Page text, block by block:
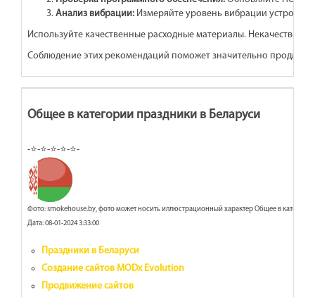
Анализ вибрации: Измеряйте уровень вибрации
Используйте качественные расходные материалы.
Соблюдение этих рекомендаций поможет значительно
Общее в категории праздники в Беларуси
-⭐-⭐-⭐-⭐-⭐-
Фото: smokehouse.by, фото может носить иллюстрационный характер Общее в
Дата: 08-01-2024 3:33:00
Праздники в Беларуси
Создание сайтов MODx Evolution
Продвижение сайтов